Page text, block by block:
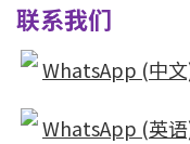
联系我们
WhatsApp (中
WhatsApp (英